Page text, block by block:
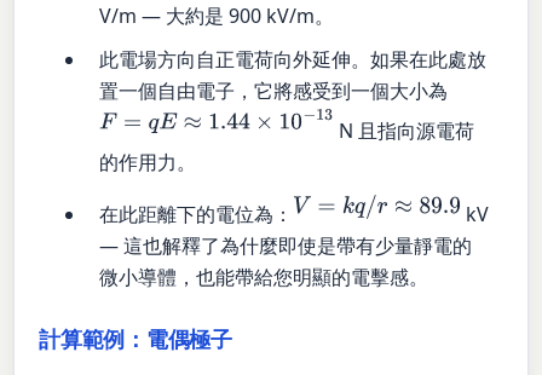
V/m — 大約是 900 kV/m。
此電場方向自正電荷向外延伸。如果在此處放
置一個自由電子，它將感受到一個大小為
F= qE ≈1.44× 10−13
N 且指向源電荷
的作用力。
在此距離下的電位為： V= kq /r≈89.9
kV
— 這也解釋了為什麼即使是帶有少量靜電的
微小導體，也能帶給您明顯的電擊感。
計算範例：電偶極子